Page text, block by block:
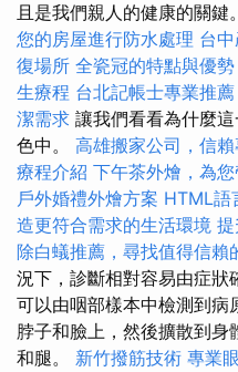
且是我們親人的健康的關鍵
您的房屋進行防水處理 台
復場所 全瓷冠的特點與優
生療程 台北記帳士專業推薦
潔需求 讓我們看看為什麼
色中。 高雄搬家公司，信
療程介紹 下午茶外燴，為
戶外婚禮外燴方案 HTML語
造更符合需求的生活環境
除白蟻推薦，尋找值得信賴
況下，診斷相對容易由症狀
可以由咽部樣本中檢測到病
脖子和臉上，然後擴散到
和腿。 新竹撥筋技術 專業